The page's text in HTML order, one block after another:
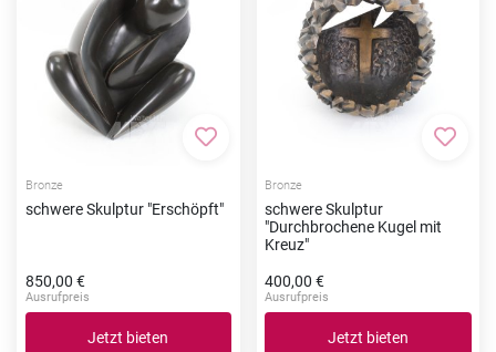
Zur Merkliste hinzufügen
Bronze
schwere Skulptur "Erschöpft"
850,00 €
Ausrufpreis
Jetzt bieten
Zur
Bronze
schwere Skulptur
"Durchbrochene Kugel mit
Kreuz"
400,00 €
Ausrufpreis
Jetzt bieten